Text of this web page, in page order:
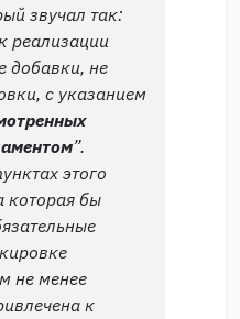
звучал так:
реализации
добавки, не
с указанием
”.
этого
которая бы
не менее
к